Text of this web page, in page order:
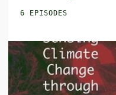
6 EPISODES